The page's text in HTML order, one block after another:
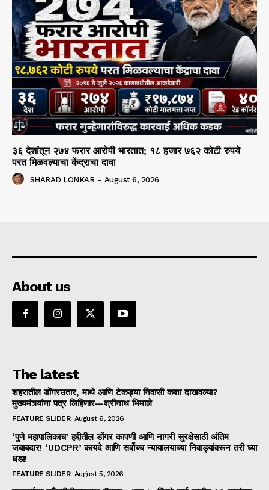
३६ देशांतून २७४ फरार आरोपी भारतात; १८ हजार ७६२ कोटी रुपये
परत मिळवल्याचा केंद्राचा दावा
SHARAD LONKAR - August 6, 2026
About us
The latest
शहरातील डोंगरउतार, माथे आणि टेकड्या निवासी कशा दाखवल्या?
मुख्यमंत्र्यांना पत्र लिहिणार—श्रीनाथ भिमाले
FEATURE SLIDER August 6, 2026
‘पुणे महापालिकाच’ हद्दीतील डोंगर कापणी आणि नागरी सुरक्षेसाठी अंतिम
जबाबदार! ‘UDCPR’ कायदे आणि सर्वोच्च न्यायालयाच्या निवाड्यांवरून तरी घ्या
धडा!
FEATURE SLIDER August 5, 2026